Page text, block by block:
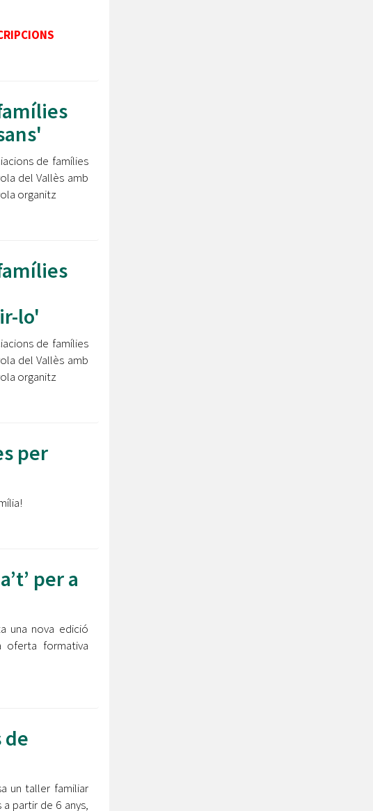
de famílies
del Vallès amb
organitz
lo'
de famílies
del Vallès amb
organitz
per
per a
una nova edició
oferta formativa
un taller familiar
partir de 6 anys,